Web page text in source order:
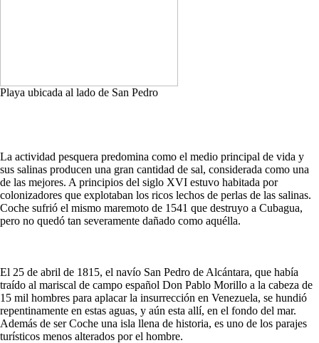
Playa ubicada al lado de San Pedro
La actividad pesquera predomina como el medio principal de vida y
sus salinas producen una gran cantidad de sal, considerada como una
de las mejores. A principios del siglo XVI estuvo habitada por
colonizadores que explotaban los ricos lechos de perlas de las salinas.
Coche sufrió el mismo maremoto de 1541 que destruyo a Cubagua,
pero no quedó tan severamente dañado como aquélla.
El 25 de abril de 1815, el navío San Pedro de Alcántara, que había
traído al mariscal de campo español Don Pablo Morillo a la cabeza de
15 mil hombres para aplacar la insurrección en Venezuela, se hundió
repentinamente en estas aguas, y aún esta allí, en el fondo del mar.
Además de ser Coche una isla llena de historia, es uno de los parajes
turísticos menos alterados por el hombre.